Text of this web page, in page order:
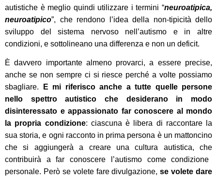
autistiche è meglio quindi utilizzare i termini “neuroatipica,
neuroatipico”, che rendono l’idea della non-tipicità dello
sviluppo del sistema nervoso nell’autismo e in altre
condizioni, e sottolineano una differenza e non un deficit.
È davvero importante almeno provarci, a essere precise,
anche se non sempre ci si riesce perché a volte possiamo
sbagliare.
E mi riferisco anche a tutte quelle persone
nello spettro autistico che desiderano in modo
disinteressato e appassionato far conoscere al mondo
la propria condizione: ciascuna è libera di raccontare la
sua storia, e ogni racconto in prima persona è un mattoncino
che si aggiungerà a creareuna cultura autistica, che
contribuirà a far conoscere l’autismo come condizione
personale. Però se volete fare divulgazione,se volete dare